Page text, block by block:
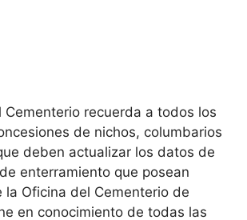
Cementerio recuerda a todos los
de nichos, columbarios
deben actualizar los datos de
enterramiento que posean
del Cementerio de
en conocimiento de todas las